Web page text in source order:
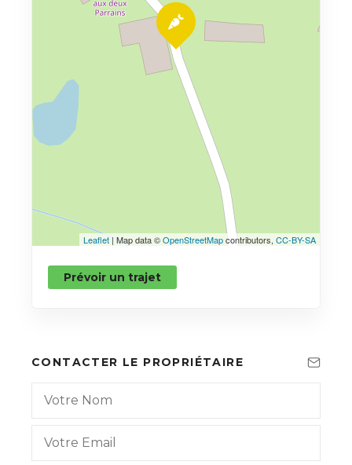
Leaflet | Map data ©OpenStreetMapcontributors, CC-BY-SA
Prévoir un trajet
CONTACTER LE PROPRIÉTAIRE